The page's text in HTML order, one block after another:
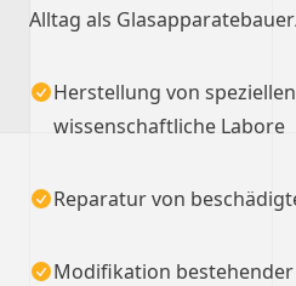
Alltag als
Herstellung von
wissenschaftliche Labore
Reparatur von
Modifikation